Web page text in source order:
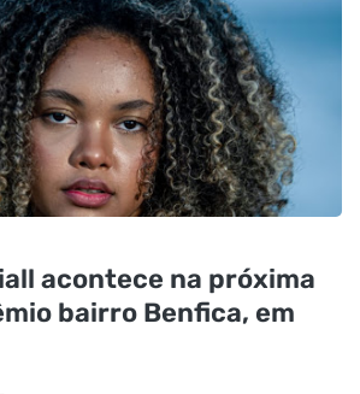
acontece na próxima
bairro Benfica, em